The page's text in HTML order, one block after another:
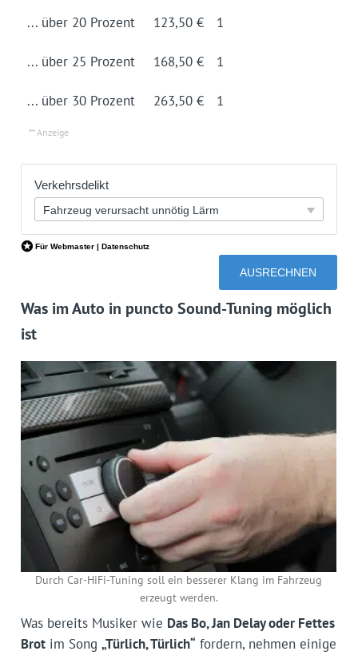
... über 20 Prozent 123,50 € 1
... über 25 Prozent 168,50 € 1
... über 30 Prozent 263,50 € 1
Was im Auto in puncto Sound-Tuning möglich
ist
Durch Car-HiFi-Tuning soll ein besserer Klang im Fahrzeug
erzeugt werden.
Was bereits Musiker wie Das Bo, Jan Delay oder Fettes
Brotim Song „Türlich, Türlich“ fordern, nehmen einige